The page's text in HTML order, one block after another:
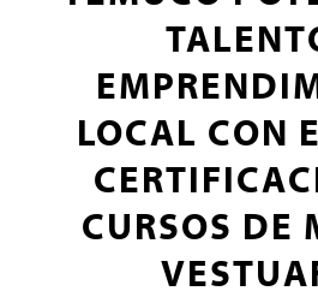
LOCAL CON
CURSOS DE